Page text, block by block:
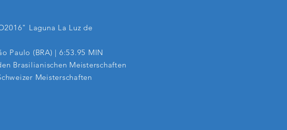
Laguna La Luz de
Paulo (BRA) | 6:53.95 MIN
Brasilianischen Meisterschaften
Meisterschaften